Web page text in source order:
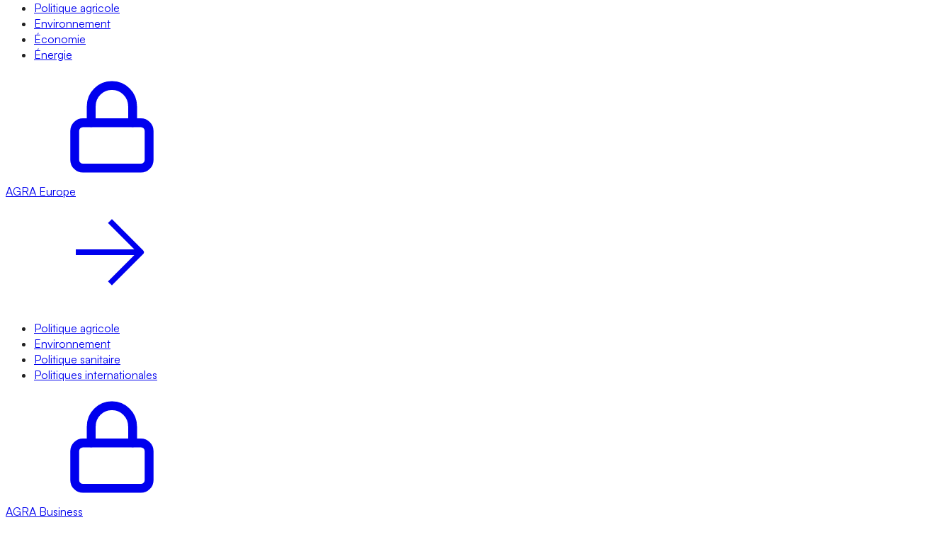
Politique agricole
Environnement
Économie
Énergie
AGRA Europe
Politique agricole
Environnement
Politique sanitaire
Politiques internationales
AGRA Business